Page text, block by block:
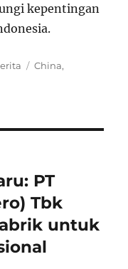
kepentingan
Tags
China,
PT
Tbk
untuk